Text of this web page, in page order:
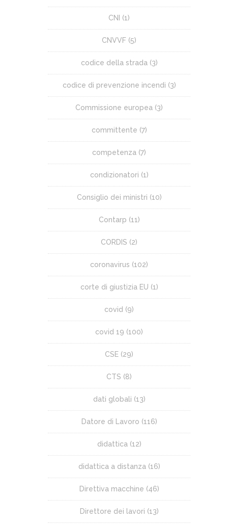
CNI (1)
CNVVF (5)
codice della strada (3)
codice di prevenzione incendi (3)
Commissione europea (3)
committente (7)
competenza (7)
condizionatori (1)
Consiglio dei ministri (10)
Contarp (11)
CORDIS (2)
coronavirus (102)
corte di giustizia EU (1)
covid (9)
covid 19 (100)
CSE (29)
CTS (8)
dati globali (13)
Datore di Lavoro (116)
didattica (12)
didattica a distanza (16)
Direttiva macchine (46)
Direttore dei lavori (13)